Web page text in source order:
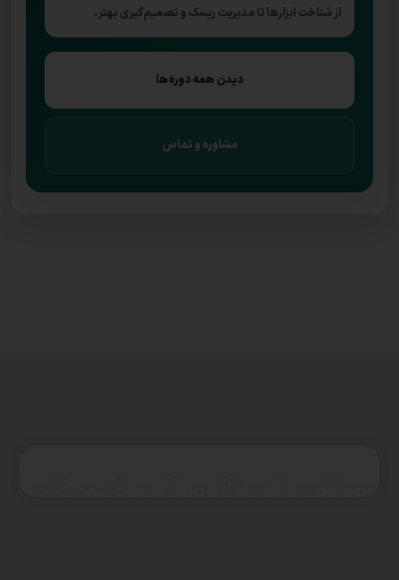
از شناخت ابزارها تا مدیریت ریسک و تصمیم‌گیری بهتر.
دیدن همه دوره‌ها
مشاوره و تماس